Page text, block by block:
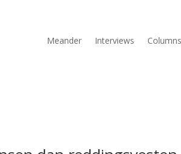
Meander Interviews Columns